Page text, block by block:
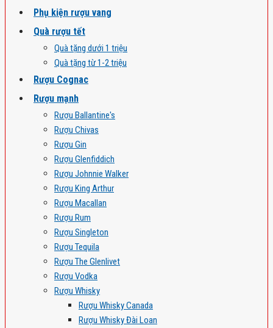
Phụ kiện rượu vang
Quà rượu tết
Quà tặng dưới 1 triệu
Quà tặng từ 1-2 triệu
Rượu Cognac
Rượu mạnh
Rượu Ballantine's
Rượu Chivas
Rượu Gin
Rượu Glenfiddich
Rượu Johnnie Walker
Rượu King Arthur
Rượu Macallan
Rượu Rum
Rượu Singleton
Rượu Tequila
Rượu The Glenlivet
Rượu Vodka
Rượu Whisky
Rượu Whisky Canada
Rượu Whisky Đài Loan